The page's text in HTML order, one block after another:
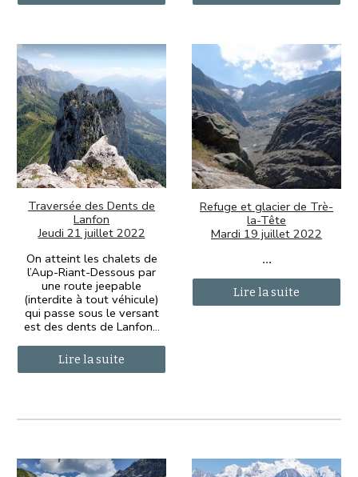
Traversée des Dents de
Lanfon
Jeudi 21 juillet 2022
On atteint les chalets de
l’Aup-Riant-Dessous par
une route jeepable
(interdite à tout véhicule)
qui passe sous le versant
est des dents de Lanfon...
Lire la suite
Refuge et glacier de Trè-
la-Tête
Mardi 19 juillet 2022
...
Lire la suite